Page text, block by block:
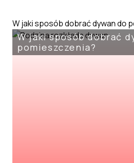
W jaki sposób dobrać dywan do
W jaki sposób dobrać
pomieszczenia?